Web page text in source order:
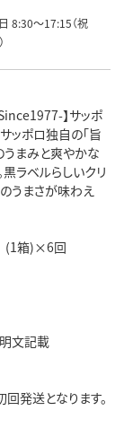
8:30～17:15（祝
】サッポ
ッポロ独自の「旨
うまみと爽やかな
ラベルらしいクリ
うまさが味わえ
(1箱)×6回
文記載
発送となります。